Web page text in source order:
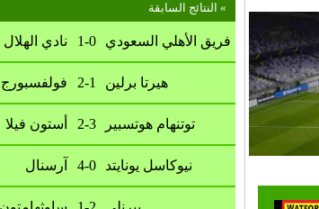
النتائج السابقة «
نادي 1-0 فريق الأهلي السعودي
فولفسبورج 2-1 هيرتا برلين
أستون فيلا 2-3 توتنهام هوتسبير
آرسنال 4-0 نيوكاسل يونايتد